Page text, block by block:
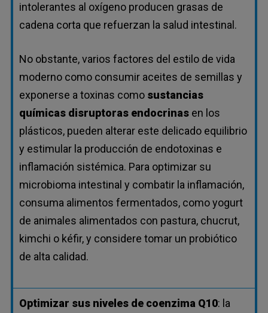
intolerantes al oxígeno producen grasas de
cadena corta que refuerzan la salud intestinal.
No obstante, varios factores del estilo de vida
moderno como consumir aceites de semillas y
exponerse a toxinas como sustancias
químicas disruptoras endocrinasen los
plásticos, pueden alterar este delicado equilibrio
y estimular la producción de endotoxinas e
inflamación sistémica. Para optimizar su
microbioma intestinal y combatir la inflamación,
consuma alimentos fermentados, como yogurt
de animales alimentados con pastura, chucrut,
kimchi o kéfir, y considere tomar un probiótico
de alta calidad.
Optimizar sus niveles de coenzima Q10: la